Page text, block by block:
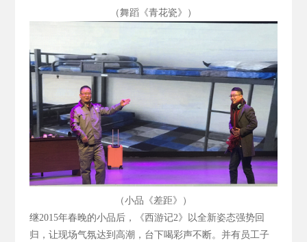
（舞蹈《青花瓷》）
（小品《差距》）
继2015年春晚的小品后，《西游记2》以全新姿态强势回
归，让现场气氛达到高潮，台下喝彩声不断。并有员工子